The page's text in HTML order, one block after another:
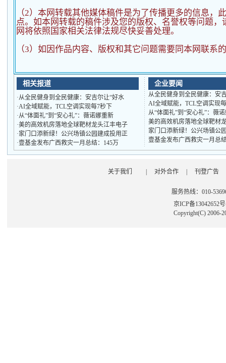
（2） 本网转载其他媒体稿件是为了传播更多的信息，
点。如本网转载的稿件涉及您的版权、名誉权等问题，
网将依照国家相关法律法规尽快妥善处理。
（3）如因作品内容、版权和其它问题需要同本网联系
相关报道
·从全民健身到全民健康：安吉尔让“好水
·AI全域赋能，TCL空调实现每7秒下
·从“体面礼”到“安心礼”：薇诺娜重新
·美的高效机房落地全球靶材龙头江丰电子
·家门口添新绿！公兴场镇公园建成投用正
·壹基金发布广西救灾一月总结：145万
企业要闻
从全民健身到全民健康：安
AI全域赋能，TCL空调实现
从“体面礼”到“安心礼”：薇
美的高效机房落地全球靶材
家门口添新绿！公兴场镇公
壹基金发布广西救灾一月总
关于我们 对外合作 刊登广告
服务热线：010-
京ICP备13042652
Copyright(C) 2006-